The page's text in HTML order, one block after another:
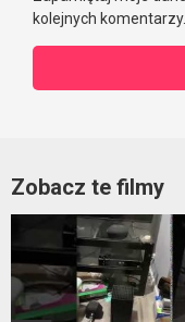
kolejnych komentarzy.
Zobacz te filmy